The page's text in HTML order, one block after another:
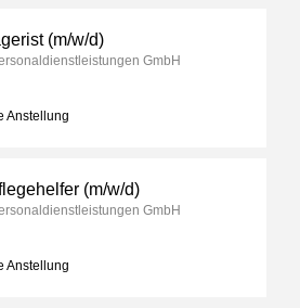
(m/w/d)
GmbH
Anstellung
(m/w/d)
GmbH
Anstellung